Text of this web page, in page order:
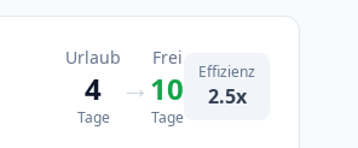
Urlaub
4
Tage
→
Frei
10
Tage
Effizienz
2.5x